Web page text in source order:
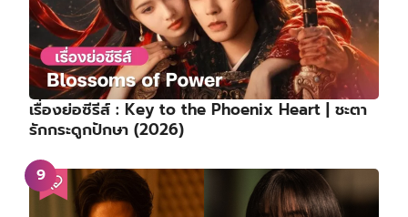
เรื่องย่อซีรีส์ : Key to the Phoenix Heart | ชะตา
รักกระดูกปักษา (2026)